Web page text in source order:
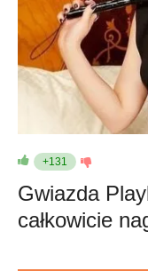
+131
Gwiazda
całkowicie